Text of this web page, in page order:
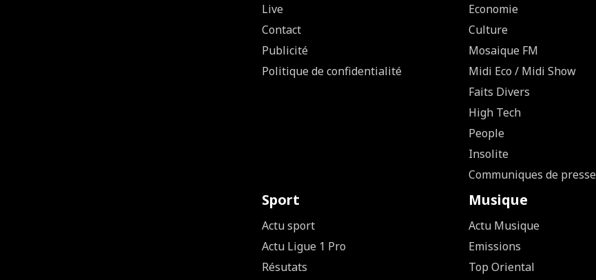
Live
Contact
Publicité
Politique de confidentialité
Economie
Culture
Mosaique FM
Midi Eco / Midi Show
Faits Divers
High Tech
People
Insolite
Communiques de presse
Sport
Actu sport
Actu Ligue 1 Pro
Résutats
Musique
Actu Musique
Emissions
Top Oriental